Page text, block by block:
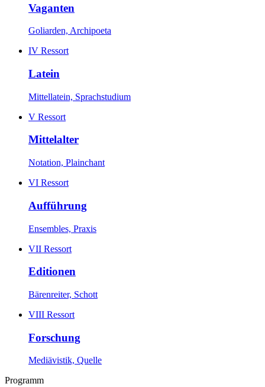
Vaganten
Goliarden, Archipoeta
IV Ressort
Latein
Mittellatein, Sprachstudium
V Ressort
Mittelalter
Notation, Plainchant
VI Ressort
Aufführung
Ensembles, Praxis
VII Ressort
Editionen
Bärenreiter, Schott
VIII Ressort
Forschung
Mediävistik, Quelle
Programm